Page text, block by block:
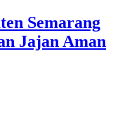
Semarang
Jajan Aman